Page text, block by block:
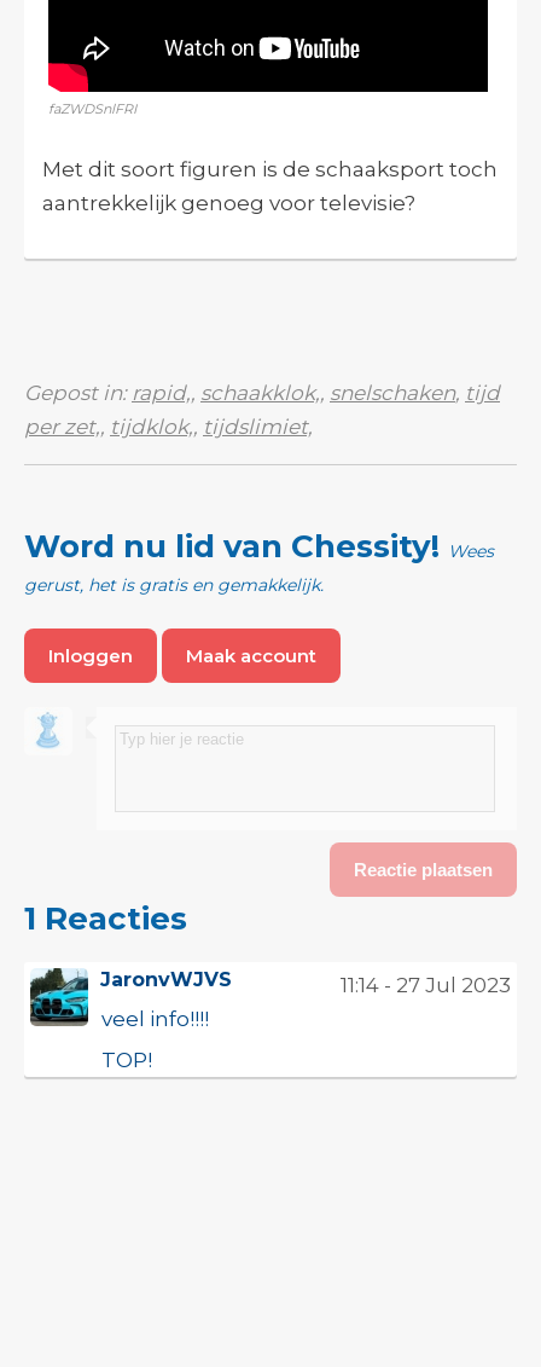
faZWDSnlFRI
Met dit soort figuren is de schaaksport toch
aantrekkelijk genoeg voor televisie?
Gepost in: rapid,, schaakklok,, snelschaken, tijd
per zet,, tijdklok,, tijdslimiet,
Word nu lid van Chessity!
Wees
gerust, het is gratis en gemakkelijk.
Inloggen Maak account
1 Reacties
JaronvWJVS
11:14 - 27 Jul 2023
veel info!!!!
TOP!